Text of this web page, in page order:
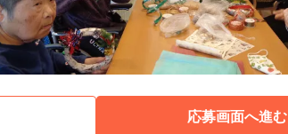
応募画面へ進む